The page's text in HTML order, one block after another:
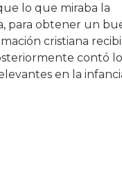
lo que miraba la
para obtener un
cristiana
contó lo
en la